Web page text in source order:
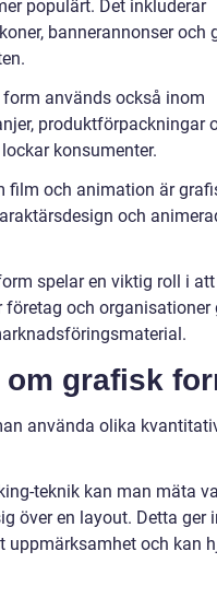
populärt. Det inkluderar
bannerannonser och
används också inom
produktförpackningar
konsumenter.
film och animation är
och
spelar en viktig roll i
och organisationer
grafisk
använda olika
teknik kan man mäta
över en layout. Detta ger
uppmärksamhet och kan